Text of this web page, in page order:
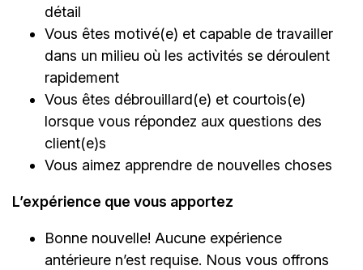
détail
Vous êtes motivé(e) et capable de travailler
dans un milieu où les activités se déroulent
rapidement
Vous êtes débrouillard(e) et courtois(e)
lorsque vous répondez aux questions des
client(e)s
Vous aimez apprendre de nouvelles choses
L’expérience que vous apportez
Bonne nouvelle! Aucune expérience
antérieure n’est requise. Nous vous offrons